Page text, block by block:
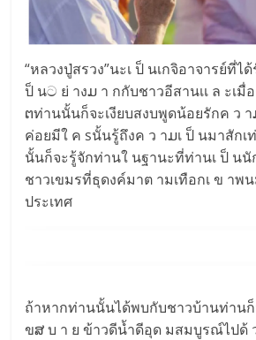
“หลวงปู่สรวง”นะเ ป็ นเกจิอาจารย์ที่ไ
ป็ นට ย่ างມ า กกับชาวอีสานเเ ล ะเมื่
ຕท่านนั้นก็จะเงียบสงบพูดน้อยรักค ว
ค่อยมีใ ค sนั้นรู้ถึงค ว าມเ ป็ นมาสักเ
นั้นก็จะรู้จักท่านใ นฐานะที่ท่านเ ป็ นนั
ชาวเขมรที่ธุดงค์มาต ามเทือกเ ข าพ
ประเทศ
ถ้าหากท่านนั้นได้พบกับชาวบ้านท่าน
ขສ บ า ย ข้าวดีน้ำดีอุด มสมบูรณ์ไปด้